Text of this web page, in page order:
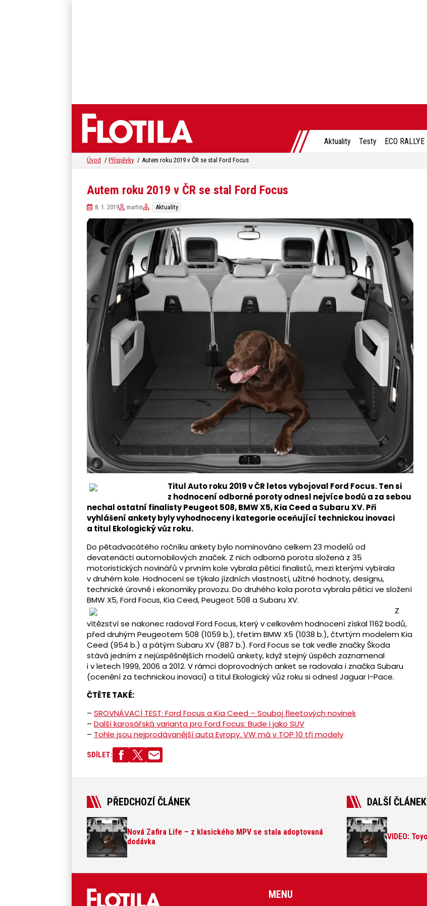
Aktuality Testy ECO RALLYE
Úvod Příspěvky Autem roku 2019 v ČR se stal Ford Focus
Autem roku 2019 v ČR se stal Ford Focus
8. 1. 2019 martin Aktuality
Titul Auto roku 2019 v ČR letos vybojoval Ford Focus. Ten si
z hodnocení odborné poroty odnesl nejvíce bodů a za sebou
nechal ostatní finalisty Peugeot 508, BMW X5, Kia Ceed a Subaru XV. Při
vyhlášení ankety byly vyhodnoceny i kategorie oceňující technickou inovaci
a titul Ekologický vůz roku.
Do pětadvacátého ročníku ankety bylo nominováno celkem 23 modelů od
devatenácti automobilových značek. Z nich odborná porota složená z 35
motoristických novinářů v prvním kole vybrala pětici finalistů, mezi kterými vybírala
v druhém kole. Hodnocení se týkalo jízdních vlastností, užitné hodnoty, designu,
technické úrovně i ekonomiky provozu. Do druhého kola porota vybrala pětici ve složení
BMW X5, Ford Focus, Kia Ceed, Peugeot 508 a Subaru XV.
Z
vítězství se nakonec radoval Ford Focus, který v celkovém hodnocení získal 1162 bodů,
před druhým Peugeotem 508 (1059 b.), třetím BMW X5 (1038 b.), čtvrtým modelem Kia
Ceed (954 b.) a pátým Subaru XV (887 b.). Ford Focus se tak vedle značky Škoda
stává jedním z nejúspěšnějších modelů ankety, když stejný úspěch zaznamenal
i v letech 1999, 2006 a 2012. V rámci doprovodných anket se radovala i značka Subaru
(ocenění za technickou inovaci) a titul Ekologický vůz roku si odnesl Jaguar I-Pace.
ČTĚTE TAKÉ:
– SROVNÁVACÍ TEST: Ford Focus a Kia Ceed – Souboj fleetových novinek
– Další karosářská varianta pro Ford Focus: Bude i jako SUV
– Tohle jsou nejprodávanější auta Evropy. VW má v TOP 10 tři modely
SDÍLET:
PŘEDCHOZÍ ČLÁNEK
Nová Zafira Life – z klasického MPV se stala adoptovaná
dodávka
DALŠÍ ČLÁNEK
VIDEO:
MENU